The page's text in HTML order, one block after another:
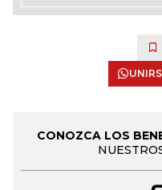
CONOZCA LOS